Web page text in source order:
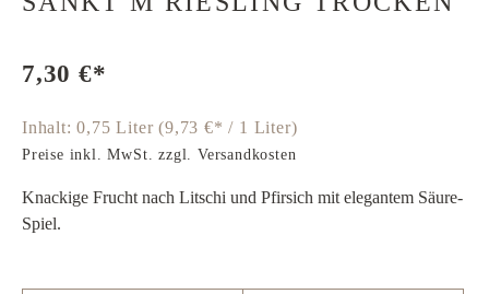
7,30 €*
Inhalt:0,75 Liter(9,73 €* / 1 Liter)
Preise inkl. MwSt. zzgl. Versandkosten
Knackige Frucht nach Litschi und Pfirsich mit elegantem Säure-
Spiel.